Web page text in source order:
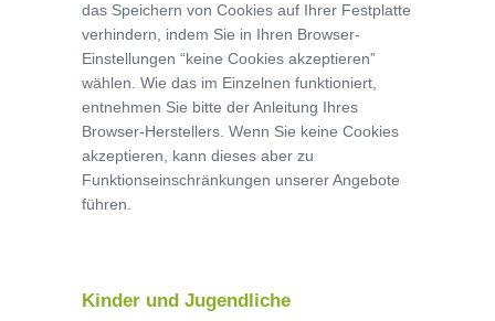
das Speichern von Cookies auf Ihrer Festplatte
verhindern, indem Sie in Ihren Browser-
Einstellungen “keine Cookies akzeptieren”
wählen. Wie das im Einzelnen funktioniert,
entnehmen Sie bitte der Anleitung Ihres
Browser-Herstellers. Wenn Sie keine Cookies
akzeptieren, kann dieses aber zu
Funktionseinschränkungen unserer Angebote
führen.
Kinder und Jugendliche